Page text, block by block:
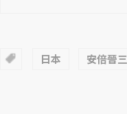
日本 安倍晉三